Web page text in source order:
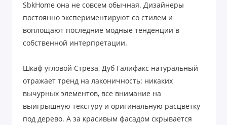
SbkHome она не совсем обычная. Дизайнеры
постоянно экспериментируют со стилем и
воплощают последние модные тенденции в
собственной интерпретации.
Шкаф угловой Стреза, Дуб Галифакс натуральный
отражает тренд на лаконичность: никаких
вычурных элементов, все внимание на
выигрышную текстуру и оригинальную расцветку
под дерево. А за красивым фасадом скрывается